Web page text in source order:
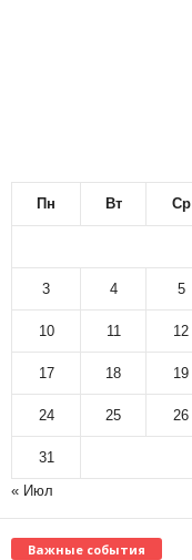
Пн Вт Ср
3 4 5
10 11 12
17 18 19
24 25 26
31
« Июл
Важные события